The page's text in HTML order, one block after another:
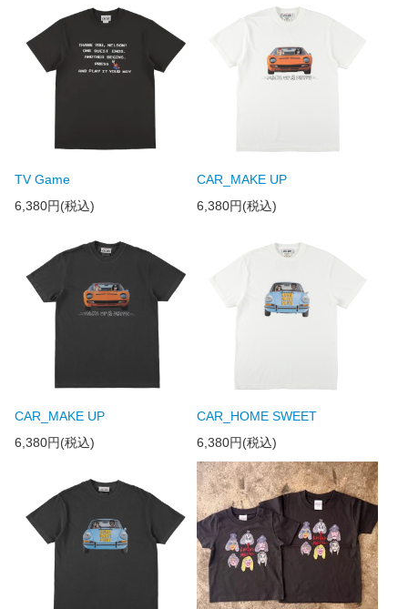
TV Game
6,380円(税込)
CAR_MAKE UP
6,380円(税込)
CAR_MAKE UP
6,380円(税込)
CAR_HOME SWEET
6,380円(税込)